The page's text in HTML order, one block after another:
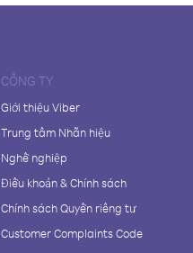
CÔNG TY
Giới thiệu Viber
Trung tâm Nhãn hiệu
Nghề nghiệp
Điều khoản & Chính sách
Chính sách Quyền riêng tư
Customer Complaints Code